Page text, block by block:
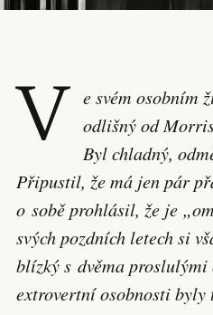
V
e svém osobním
odlišný od
Byl chladný,
Připustil, že má jen pár
o sobě prohlásil, že je
svých pozdních letech si
blízký s dvěma
extrovertní osobnosti byly